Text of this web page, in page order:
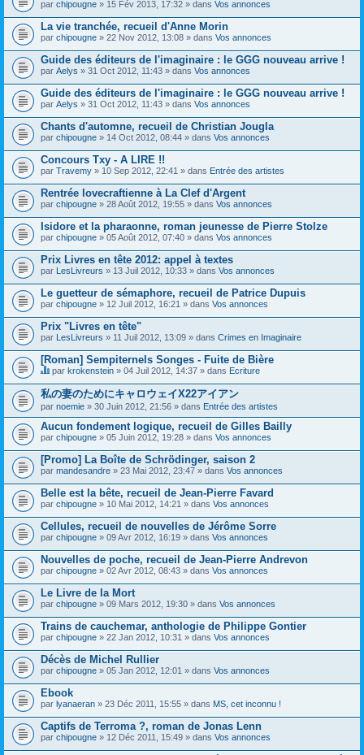
par chipougne » 15 Fév 2013, 17:32 » dans Vos annonces
La vie tranchée, recueil d'Anne Morin
par chipougne » 22 Nov 2012, 13:08 » dans Vos annonces
Guide des éditeurs de l'imaginaire : le GGG nouveau arrive !
par Aelys » 31 Oct 2012, 11:43 » dans Vos annonces
Guide des éditeurs de l'imaginaire : le GGG nouveau arrive !
par Aelys » 31 Oct 2012, 11:43 » dans Vos annonces
Chants d'automne, recueil de Christian Jougla
par chipougne » 14 Oct 2012, 08:44 » dans Vos annonces
Concours Txy - A LIRE !!
par Travemy » 10 Sep 2012, 22:41 » dans Entrée des artistes
Rentrée lovecraftienne à La Clef d'Argent
par chipougne » 28 Août 2012, 19:55 » dans Vos annonces
Isidore et la pharaonne, roman jeunesse de Pierre Stolze
par chipougne » 05 Août 2012, 07:40 » dans Vos annonces
Prix Livres en tête 2012: appel à textes
par LesLivreurs » 13 Juil 2012, 10:33 » dans Vos annonces
Le guetteur de sémaphore, recueil de Patrice Dupuis
par chipougne » 12 Juil 2012, 16:21 » dans Vos annonces
Prix "Livres en tête"
par LesLivreurs » 11 Juil 2012, 13:09 » dans Crimes en Imaginaire
[Roman] Sempiternels Songes - Fuite de Bière
C
e
s
u
j
e
t
o
n
t
i
e
n
t
u
n
o
n
d
a
g
e
par krokenstein » 04 Juil 2012, 14:37 » dans Ecriture
私の妻のためにキャロウェイX22アイアン
par noemie » 30 Juin 2012, 21:56 » dans Entrée des artistes
Aucun fondement logique, recueil de Gilles Bailly
par chipougne » 05 Juin 2012, 19:28 » dans Vos annonces
[Promo] La Boîte de Schrödinger, saison 2
par mandesandre » 23 Mai 2012, 23:47 » dans Vos annonces
Belle est la bête, recueil de Jean-Pierre Favard
par chipougne » 10 Mai 2012, 14:21 » dans Vos annonces
Cellules, recueil de nouvelles de Jérôme Sorre
par chipougne » 09 Avr 2012, 16:19 » dans Vos annonces
Nouvelles de poche, recueil de Jean-Pierre Andrevon
par chipougne » 02 Avr 2012, 08:43 » dans Vos annonces
Le Livre de la Mort
par chipougne » 09 Mars 2012, 19:30 » dans Vos annonces
Trains de cauchemar, anthologie de Philippe Gontier
par chipougne » 22 Jan 2012, 10:31 » dans Vos annonces
Décès de Michel Rullier
par chipougne » 05 Jan 2012, 12:01 » dans Vos annonces
Ebook
par lyanaeran » 23 Déc 2011, 15:55 » dans MS, cet inconnu !
Captifs de Terroma ?, roman de Jonas Lenn
par chipougne » 12 Déc 2011, 15:49 » dans Vos annonces